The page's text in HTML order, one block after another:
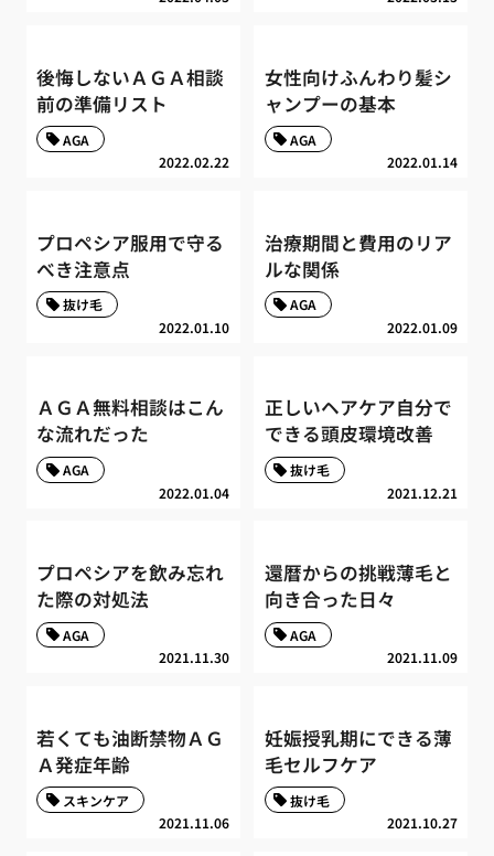
後悔しないＡＧＡ相談
前の準備リスト
2022.02.22
AGA
女性向けふんわり髪シ
ャンプーの基本
2022.01.14
AGA
プロペシア服用で守る
べき注意点
2022.01.10
抜け毛
治療期間と費用のリア
ルな関係
2022.01.09
AGA
ＡＧＡ無料相談はこん
な流れだった
2022.01.04
AGA
正しいヘアケア自分で
できる頭皮環境改善
2021.12.21
抜け毛
プロペシアを飲み忘れ
た際の対処法
2021.11.30
AGA
還暦からの挑戦薄毛と
向き合った日々
2021.11.09
AGA
若くても油断禁物ＡＧ
Ａ発症年齢
2021.11.06
スキンケア
妊娠授乳期にできる薄
毛セルフケア
2021.10.27
抜け毛